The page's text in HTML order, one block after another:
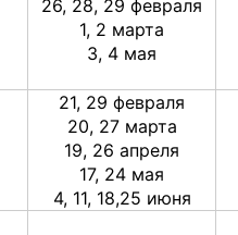
26, 28, 29 февраля
1, 2 марта
3, 4 мая
21, 29 февраля
20, 27 марта
19, 26 апреля
17, 24 мая
4, 11, 18,25 июня